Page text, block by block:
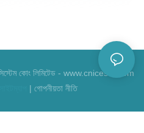
কোং লিমিটেড - www.cnicesta.com
| গোপনীয়তা নীতি